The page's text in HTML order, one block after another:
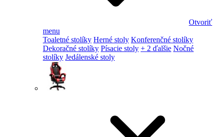
Otvoriť
menu
Toaletné stolíky Herné stoly Konferenčné stolíky
Dekoračné stolíky Písacie stoly + 2 ďalšie Nočné
stolíky Jedálenské stoly